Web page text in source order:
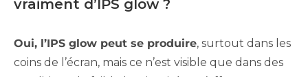
vraiment d’IPS glow ?
Oui, l’IPS glow peut se produire, surtout dans les
coins de l’écran, mais ce n’est visible que dans des